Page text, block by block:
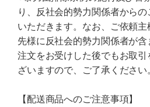
り、反社会的勢力関係者から
いただきます。なお、ご依頼
先様に反社会的勢力関係者が
注文をお受けした後でもお取
ざいますので、ご了承ください
【配送商品へのご注意事項】